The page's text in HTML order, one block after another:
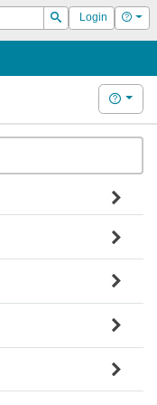
Suchen
Login Hilfe
Hilfe